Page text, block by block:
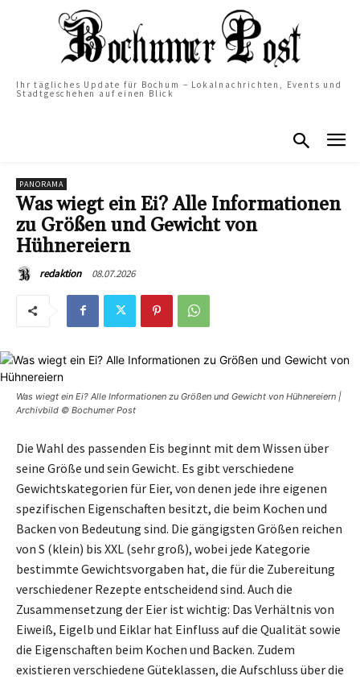
Ihr tägliches Update für Bochum – Lokalnachrichten, Events und
Stadtgeschehen auf einen Blick
PANORAMA
Was wiegt ein Ei? Alle Informationen
zu Größen und Gewicht von
Hühnereiern
redaktion 08.07.2026
Was wiegt ein Ei? Alle Informationen zu Größen und Gewicht von Hühnereiern |
Archivbild © Bochumer Post
Die Wahl des passenden Eis beginnt mit dem Wissen über
seine Größe und sein Gewicht. Es gibt verschiedene
Gewichtskategorien für Eier, von denen jede ihre eigenen
spezifischen Eigenschaften besitzt, die beim Kochen und
Backen von Bedeutung sind. Die gängigsten Größen reichen
von S (klein) bis XXL (sehr groß), wobei jede Kategorie
bestimmte Gewichtsvorgaben hat, die für die Zubereitung
verschiedener Rezepte entscheidend sind. Auch die
Zusammensetzung der Eier ist wichtig: Das Verhältnis von
Eiweiß, Eigelb und Eiklar hat Einfluss auf die Qualität sowie
die Eigenschaften beim Kochen und Backen. Zudem
existieren verschiedene Güteklassen, die Aufschluss über die